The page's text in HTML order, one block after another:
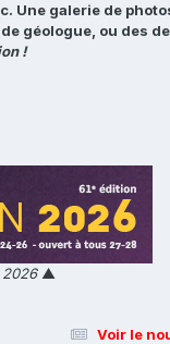
galerie de
géologue, ou des
!
▲
Voir le